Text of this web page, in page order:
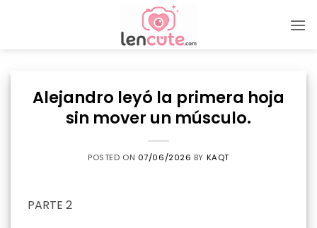
Alejandro leyó la primera hoja
sin mover un músculo.
POSTED ON 07/06/2026 BY KAQT
PARTE 2